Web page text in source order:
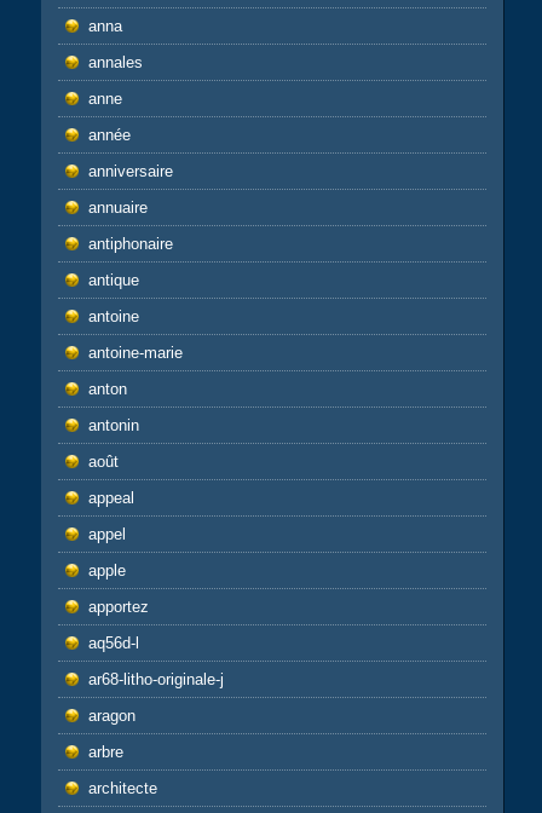
anna
annales
anne
année
anniversaire
annuaire
antiphonaire
antique
antoine
antoine-marie
anton
antonin
août
appeal
appel
apple
apportez
aq56d-l
ar68-litho-originale-j
aragon
arbre
architecte